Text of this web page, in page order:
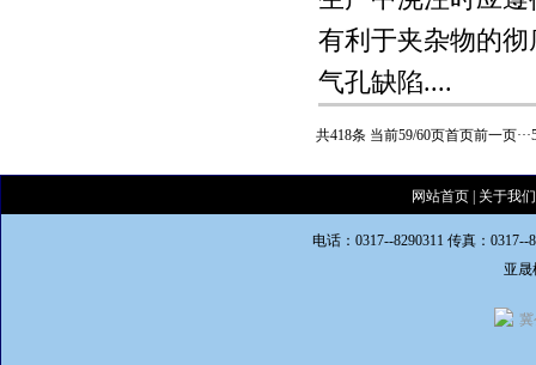
有利于夹杂物的
气孔缺陷....
共418条 当前59/60页首页前一页···
网站首页| 关于我们
电话：0317--8290311 传真：0317--
亚
冀